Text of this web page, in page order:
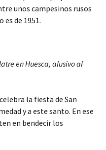
unos campesinos rusos
es de 1951.
en Huesca, alusivo al
la fiesta de San
y a este santo. En ese
en bendecir los